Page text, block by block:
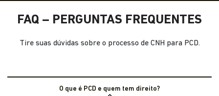
FAQ – PERGUNTAS FREQUENTES
Tire suas dúvidas sobre o processo de CNH para PCD.
O que é PCD e quem tem direito?